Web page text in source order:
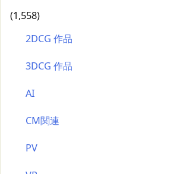
(1,558)
2DCG 作品
3DCG 作品
AI
CM関連
PV